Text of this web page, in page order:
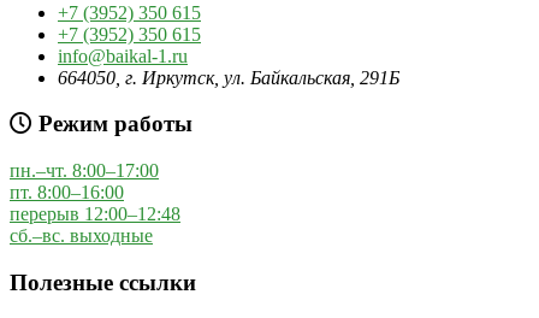
+7 (3952) 350 615
+7 (3952) 350 615
info@baikal-1.ru
664050, г. Иркутск, ул. Байкальская, 291Б
Режим работы
пн.–чт. 8:00–17:00
пт. 8:00–16:00
перерыв 12:00–12:48
сб.–вс. выходные
Полезные ссылки